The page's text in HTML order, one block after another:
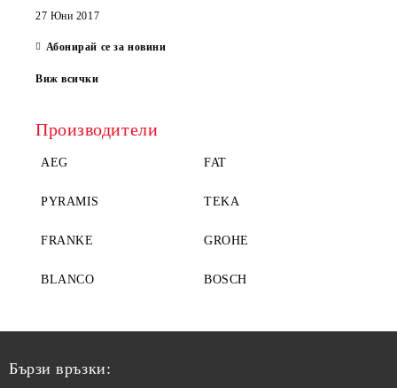
27 Юни 2017
Абонирай се за новини
Виж всички
Производители
AEG FAT
PYRAMIS TEKA
FRANKE GROHE
BLANCO BOSCH
Бързи връзки: